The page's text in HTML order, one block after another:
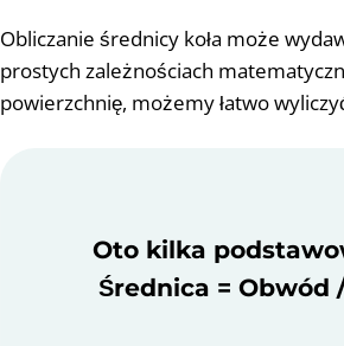
Obliczanie średnicy koła może
prostych zależnościach
powierzchnię, możemy łatwo
Oto kilka
Średnica = Obwód